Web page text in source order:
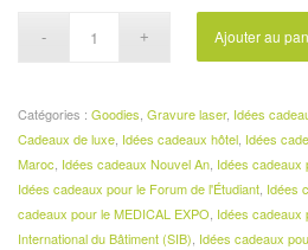
Ajouter au
Catégories :Goodies ,Gravure laser, Idées
Cadeaux de luxe Idées cadeaux hôtel Idées
Maroc Idées cadeaux Nouvel An Idées cadeaux
Idées cadeaux pour le Forum de l'Étudiant Idées
cadeaux pour le MEDICAL EXPO Idées cadeaux
International du Bâtiment (SIB) Idées cadeaux